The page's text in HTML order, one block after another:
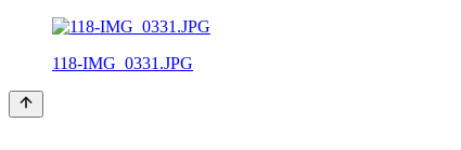
118-IMG_0331.JPG